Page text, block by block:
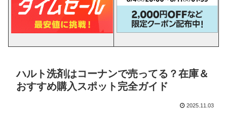
ハルト洗剤はコーナンで売ってる？在庫＆
おすすめ購入スポット完全ガイド
2025.11.03